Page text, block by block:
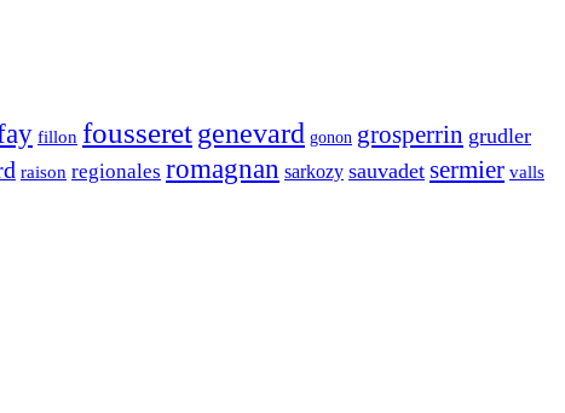
fillon fousseretgenevard gonon grosperrin grudler
raison regionales romagnan sarkozy sauvadet sermier valls